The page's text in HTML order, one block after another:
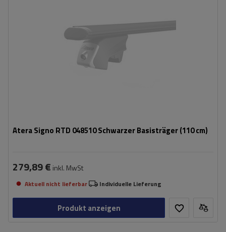
Atera Signo RTD 048510 Schwarzer Basisträger (110 cm)
279,89 € inkl. MwSt
Aktuell nicht lieferbar Individuelle Lieferung
Produkt anzeigen